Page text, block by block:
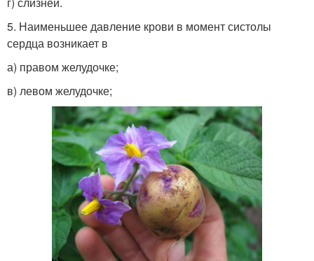
5. Наименьшее давление крови в момент систолы
сердца возникает в
а) правом желудочке;
в) левом желудочке;